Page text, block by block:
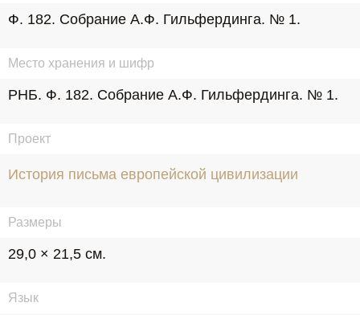
Ф. 182. Собрание А.Ф. Гильфердинга. № 1.
Место хранения и шифр
РНБ. Ф. 182. Собрание А.Ф. Гильфердинга. № 1.
Проект
История письма европейской цивилизации
Размеры
29,0 × 21,5 см.
Язык